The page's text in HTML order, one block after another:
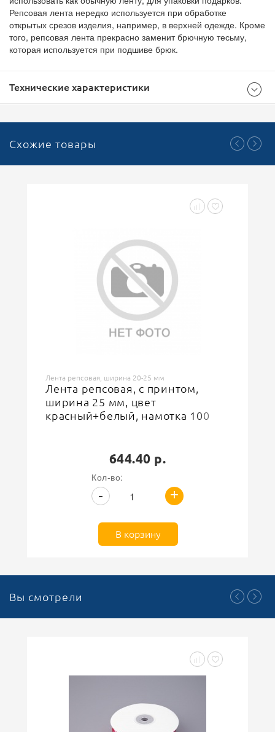
Репсовая лента нередко используется при обработке
открытых срезов изделия, например, в верхней одежде. Кроме
того, репсовая лента прекрасно заменит брючную тесьму,
которая используется при подшиве брюк.
Технические характеристики
Для декорирования одежды и аксессуаров
Схожие товары
Лента репсовая, ширина 20-25 мм
Лента репсовая, с принтом,
ширина 25 мм, цвет
красный+белый, намотка 100
644.40 р.
Кол-во:
+
-
В корзину
Вы смотрели